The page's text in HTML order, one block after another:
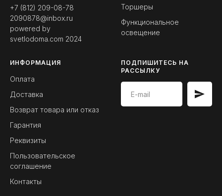
+7 (812) 209-08-78
2090878@inbox.ru
powered by
svetlodoma.com 2024
Торшеры
Функциональное
освещение
ИНФОРМАЦИЯ
Оплата
Доставка
Возврат товара или отказ
Гарантия
Реквизиты
Пользовательское
соглашение
Контакты
ПОДПИШИТЕСЬ НА
РАССЫЛКУ